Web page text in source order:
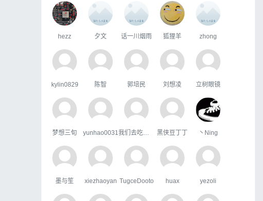
hezz 夕文 话一川烟雨 狐狸羊 zhong
kylin0829 陈智 郭培民 刘想凌 立树眼镜
梦想三旬 yunhao0031 黑侠豆丁丁 丶Ning
墨与笙 xiezhaoyan TugceDooto huax yezoli